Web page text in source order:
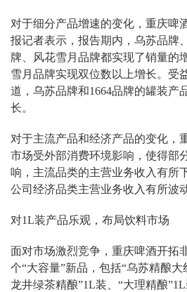
对于细分产品增速的变化，重庆啤
报记者表示，报告期内，乌苏品牌
牌、风花雪月品牌都实现了销量的
雪月品牌实现双位数以上增长。受
道，乌苏品牌和1664品牌的罐装产
长。
对于主流产品和经济产品的变化，
市场受外部消费环境影响，使得部
响，主流品类的主营业务收入有所
公司经济品类主营业务收入有所波动
对1L装产品乐观，布局饮料市场
面对市场激烈竞争，重庆啤酒开拓
个“大容量”新品，包括“乌苏精酿
龙井绿茶精酿”1L装、“大理精酿”1L